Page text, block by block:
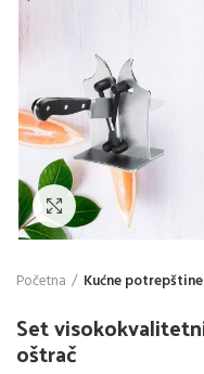
Klik da povećaš
Početna Kućne potrepštine
Set
oštrač